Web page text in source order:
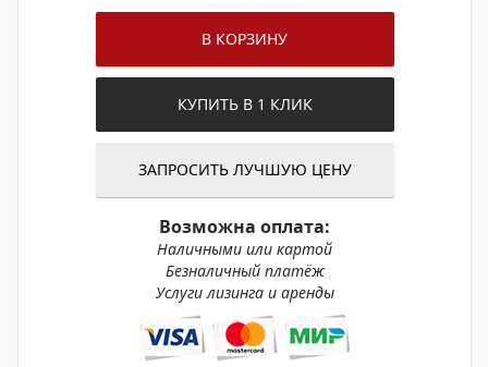
В КОРЗИНУ
КУПИТЬ В 1 КЛИК
ЗАПРОСИТЬ ЛУЧШУЮ ЦЕНУ
Возможна оплата:
Наличными или картой
Безналичный платёж
Услуги лизинга и аренды